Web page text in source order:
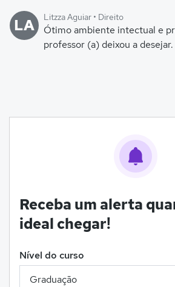
LA Litzza Aguiar • Direito
Ótimo ambiente intectual e
professor (a) deixou a desejar.
Receba um alerta
ideal chegar!
Nível do curso